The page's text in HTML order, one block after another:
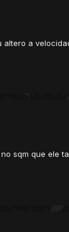
a
sqm que ele